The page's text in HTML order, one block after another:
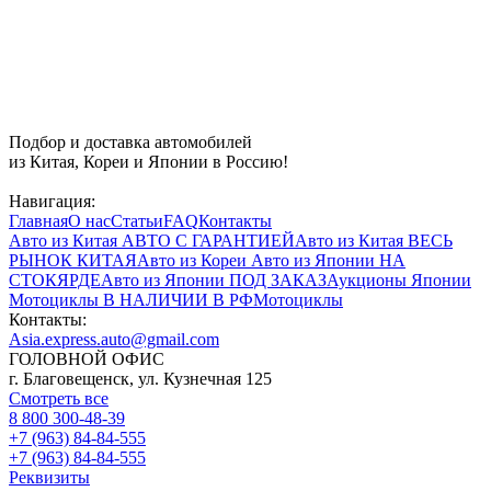
Подбор и доставка автомобилей
из Китая, Кореи и Японии в Россию!
Навигация:
ГлавнаяО насСтатьиFAQКонтакты
Авто из Китая АВТО С ГАРАНТИЕЙАвто из Китая ВЕСЬ
РЫНОК КИТАЯАвто из Кореи Авто из Японии НА
СТОКЯРДЕАвто из Японии ПОД ЗАКАЗАукционы Японии
Мотоциклы В НАЛИЧИИ В РФМотоциклы
Контакты:
Asia.express.auto@gmail.com
ГОЛОВНОЙ ОФИС
г. Благовещенск, ул. Кузнечная 125
Смотреть все
8 800 300-48-39
+7 (963) 84-84-555
+7 (963) 84-84-555
Реквизиты